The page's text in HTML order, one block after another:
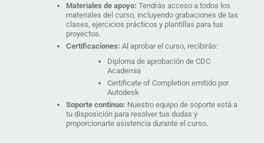
Materiales de apoyo: Tendrás acceso a todos los
materiales del curso, incluyendo grabaciones de las
clases, ejercicios prácticos y plantillas para tus
proyectos.
Certificaciones: Al aprobar el curso, recibirás:
Diploma de aprobación de CDC
Academia
Certificate of Completion emitido por
Autodesk
Soporte continuo: Nuestro equipo de soporte está a
tu disposición para resolver tus dudas y
proporcionarte asistencia durante el curso.